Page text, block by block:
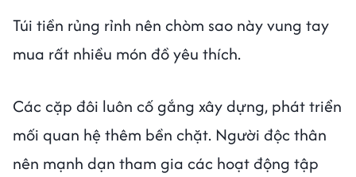
Túi tiền rủng rỉnh nên chòm sao này vung tay
mua rất nhiều món đồ yêu thích.
Các cặp đôi luôn cố gắng xây dựng, phát triển
mối quan hệ thêm bền chặt. Người độc thân
nên mạnh dạn tham gia các hoạt động tập